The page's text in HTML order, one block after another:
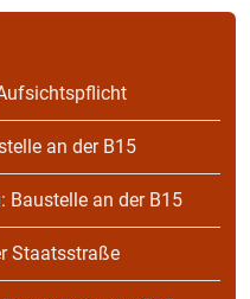
an der B15
Baustelle an der B15
Staatsstraße